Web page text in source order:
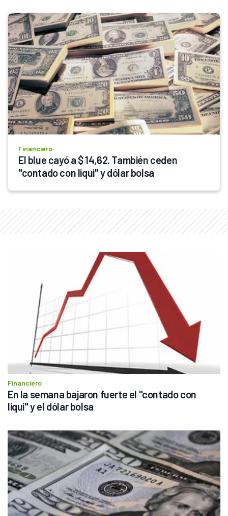
Financiero
El blue cayó a $ 14,62. También ceden
"contado con liqui" y dólar bolsa
Financiero
En la semana bajaron fuerte el "contado con
liqui" y el dólar bolsa